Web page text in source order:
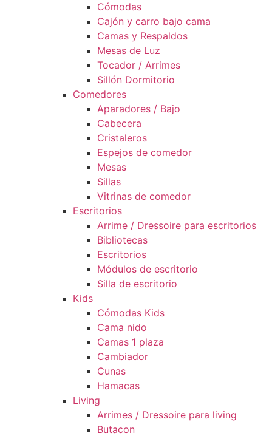
Cómodas
Cajón y carro bajo cama
Camas y Respaldos
Mesas de Luz
Tocador / Arrimes
Sillón Dormitorio
Comedores
Aparadores / Bajo
Cabecera
Cristaleros
Espejos de comedor
Mesas
Sillas
Vitrinas de comedor
Escritorios
Arrime / Dressoire para escritorios
Bibliotecas
Escritorios
Módulos de escritorio
Silla de escritorio
Kids
Cómodas Kids
Cama nido
Camas 1 plaza
Cambiador
Cunas
Hamacas
Living
Arrimes / Dressoire para living
Butacon